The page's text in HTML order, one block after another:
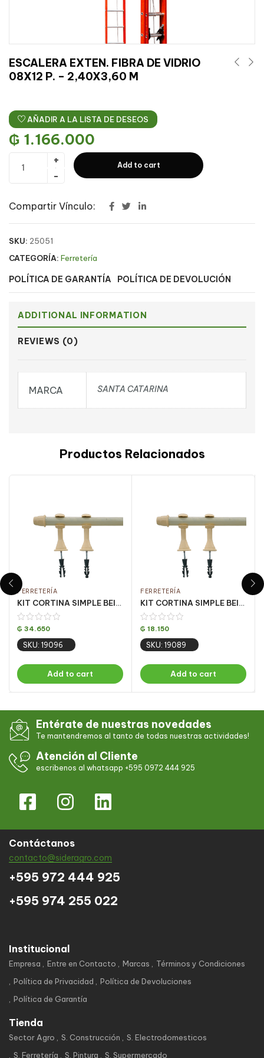
ESCALERA EXTEN. FIBRA DE VIDRIO
08X12 P. – 2,40X3,60 M
AÑADIR A LA LISTA DE DESEOS
₲ 1.166.000
Add to cart
Compartir Vínculo:
SKU: 25051
CATEGORÍA: Ferretería
POLÍTICA DE GARANTÍA POLÍTICA DE DEVOLUCIÓN
ADDITIONAL INFORMATION
REVIEWS (0)
MARCA SANTA CATARINA
Productos Relacionados
FERRETERÍA
KIT CORTINA SIMPLE BEIGE 3 MT (PQT C/ 5 UN)
₲ 34.650
SKU: 19096
Add to cart
FERRETERÍA
KIT CORTINA SIMPLE BEIGE 1.50 MT PQT C/ 5 UN
₲ 18.150
SKU: 19089
Add to cart
Entérate de nuestras novedades
Te mantendremos al tanto de todas nuestras actividades!
Atención al Cliente
escribenos al whatsapp +595 0972 444 925
Contáctanos
contacto@sideragro.com
+595 972 444 925
+595 974 255 022
Institucional
Empresa Entre en Contacto Marcas
Términos y Condiciones
Política de Privacidad
Política de Devoluciones
Política de Garantía
Tienda
Sector Agro S. Construcción
S. Electrodomesticos
S. Ferretería
S. Pintura S. Supermercado